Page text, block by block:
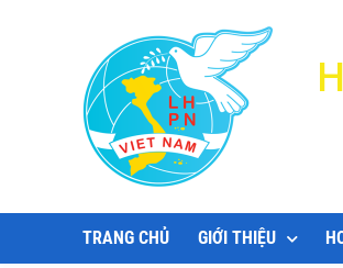
TRANG CHỦ GIỚI THIỆU